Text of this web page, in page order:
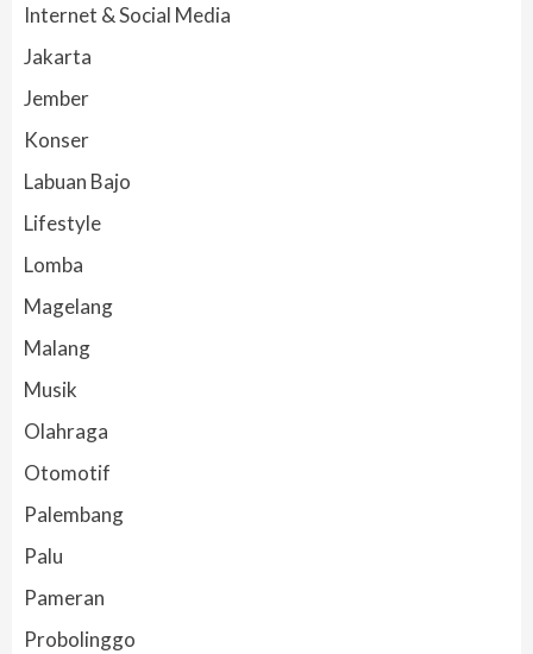
Internet & Social Media
Jakarta
Jember
Konser
Labuan Bajo
Lifestyle
Lomba
Magelang
Malang
Musik
Olahraga
Otomotif
Palembang
Palu
Pameran
Probolinggo